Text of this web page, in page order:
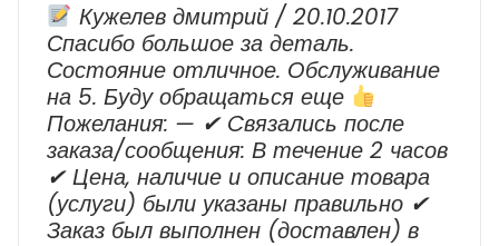
Кужелев дмитрий / 20.10.2017
Спасибо большое за деталь.
Состояние отличное. Обслуживание
на 5. Буду обращаться еще
Пожелания: — ✔ Cвязались после
заказа/сообщения: В течение 2 часов
✔ Цена, наличие и описание товара
(услуги) были указаны правильно ✔
Заказ был выполнен (доставлен) в